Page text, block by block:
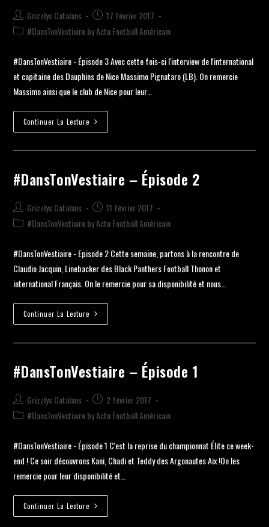
Grizzlys Catalans
17 février 2017
#DansTonVestiaire by Actu Football Américain
#DansTonVestiaire - Épisode 3 Avec cette fois-ci l'interview de l'international
et capitaine des Dauphins de Nice Massimo Pignataro (LB). On remercie
Massimo ainsi que le club de Nice pour leur…
Continuer La Lecture
#DansTonVestiaire – Épisode 2
Grizzlys Catalans
11 février 2017
#DansTonVestiaire by Actu Football Américain
#DansTonVestiaire - Episode 2 Cette semaine, partons à la rencontre de
Claudio Jacquin, Linebacker des Black Panthers Football Thonon et
international Français. On le remercie pour sa disponibilité et nous…
Continuer La Lecture
#DansTonVestiaire – Épisode 1
Grizzlys Catalans
2 février 2017
#DansTonVestiaire by Actu Football Américain
#DansTonVestiaire - Épisode 1 C'est la reprise du championnat Élite ce week-
end ! Ce soir découvrons Kani, Chadi et Teddy des Argonautes Aix !On les
remercie pour leur disponibilité et…
Continuer La Lecture